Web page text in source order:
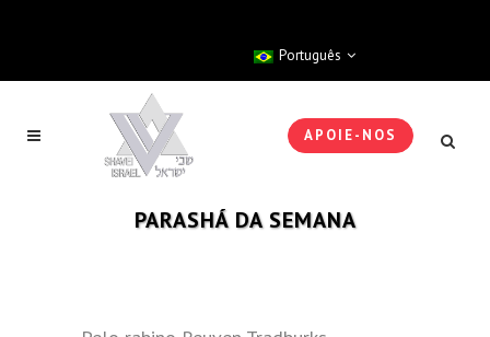
Português
APOIE-NOS
PARASHÁ DA SEMANA